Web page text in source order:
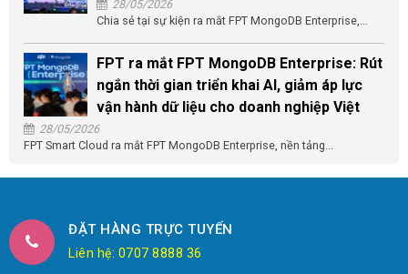
28/05/2026
Chia sẻ tại sự kiện ra mắt FPT MongoDB Enterprise,...
FPT ra mắt FPT MongoDB Enterprise: Rút
ngắn thời gian triển khai AI, giảm áp lực
vận hành dữ liệu cho doanh nghiệp Việt
28/05/2026
FPT Smart Cloud ra mắt FPT MongoDB Enterprise, nền tảng...
ĐẶT HÀNG TRỰC TUYẾN
Liên hệ: 0707 8888 36